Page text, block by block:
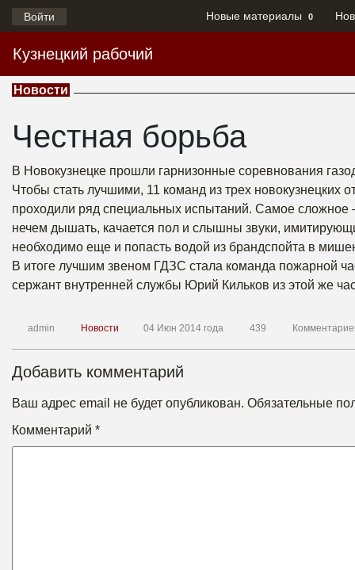
Войти Новые материалы 0
Кузнецкий рабочий
Новости
Честная борьба
В Новокузнецке прошли гарнизонные соревнования
Чтобы стать лучшими, 11 команд из трех
проходили ряд специальных испытаний. Самое сложное
нечем дышать, качается пол и слышны звуки,
необходимо еще и попасть водой из брандспойта в
В итоге лучшим звеном ГДЗС стала команда пожарной
сержант внутренней службы Юрий Кильков из этой же
admin Новости 04 Июн 2014 года 439
Добавить комментарий
Ваш адрес email не будет опубликован. Обязательные
Комментарий *